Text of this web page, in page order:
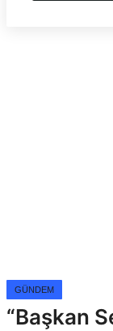
Gizlilik
Çerez
GÜNDEM
“Başkan